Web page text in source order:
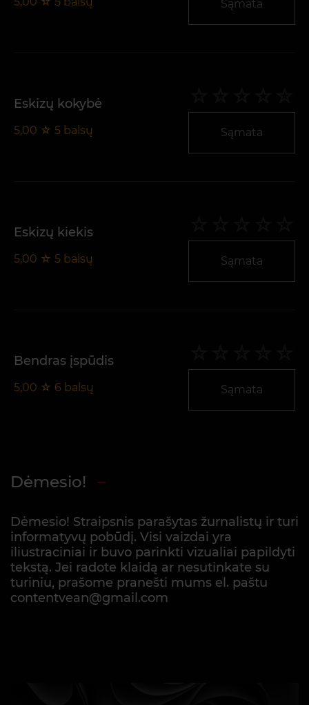
Sąmata
Eskizų kokybė
5,00 ☆ 5 balsų Sąmata
Eskizų kiekis
5,00 ☆ 5 balsų Sąmata
Bendras įspūdis
5,00 ☆ 6 balsų Sąmata
Dėmesio!
Dėmesio! Straipsnis parašytas žurnalistų ir turi
informatyvų pobūdį. Visi vaizdai yra
iliustraciniai ir buvo parinkti vizualiai papildyti
tekstą. Jei radote klaidą ar nesutinkate su
turiniu, prašome pranešti mums el. paštu
contentvean@gmail.com